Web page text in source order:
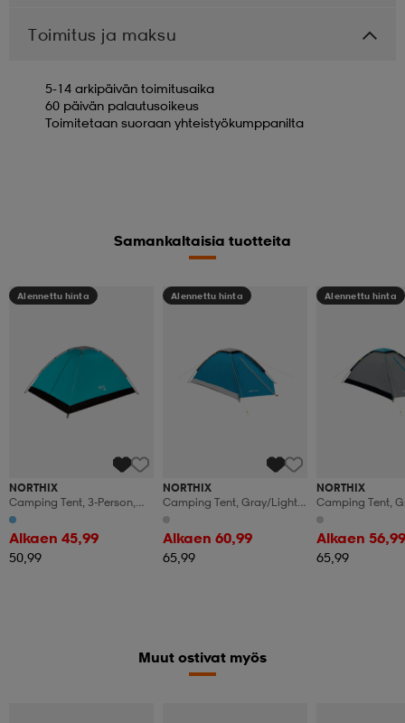
Toimitus ja maksu
5-14 arkipäivän toimitusaika
60 päivän palautusoikeus
Toimitetaan suoraan yhteistyökumppanilta
Samankaltaisia tuotteita
Alennettu hinta
NORTHIX
Camping Tent, 3-Person,
Blue, Waterproof
Alkaen 45,99
50,99
Alennettu hinta
NORTHIX
Camping Tent, Gray/light
Gray, 2-Person
Alkaen 60,99
65,99
Alennettu hinta
NORTHIX
Camping Tent,
Nightfall Series
Alkaen 56,99
65,99
Muut ostivat myös